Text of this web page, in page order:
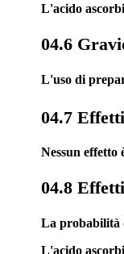
L'acido
04.6
L'uso di
04.7
Nessun effetto
04.8
La probabilità
L'acido